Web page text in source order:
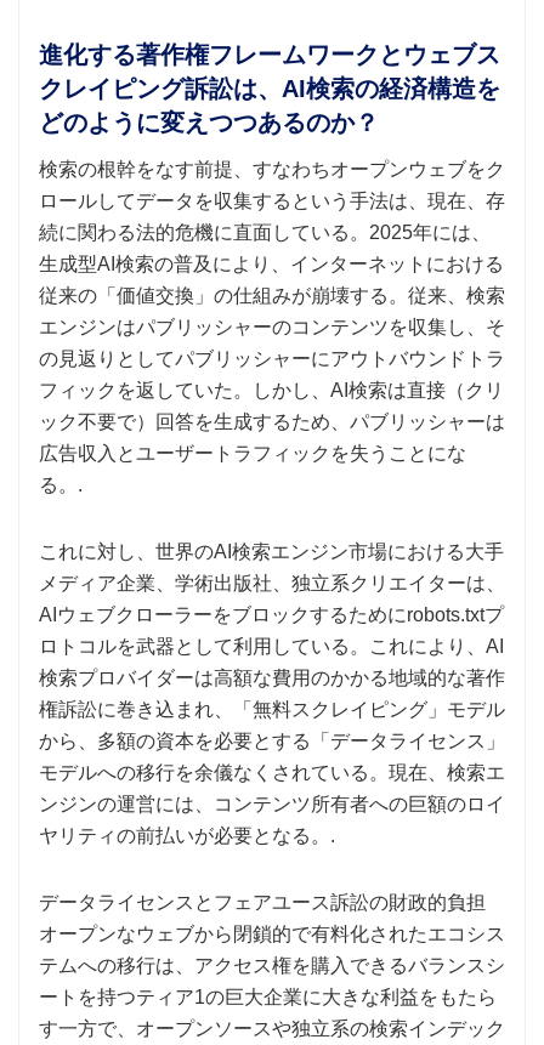
進化する著作権フレームワークとウェブス
クレイピング訴訟は、AI検索の経済構造を
どのように変えつつあるのか？
検索の根幹をなす前提、すなわちオープンウェブをク
ロールしてデータを収集するという手法は、現在、存
続に関わる法的危機に直面している。2025年には、
生成型AI検索の普及により、インターネットにおける
従来の「価値交換」の仕組みが崩壊する。従来、検索
エンジンはパブリッシャーのコンテンツを収集し、そ
の見返りとしてパブリッシャーにアウトバウンドトラ
フィックを返していた。しかし、AI検索は直接（クリ
ック不要で）回答を生成するため、パブリッシャーは
広告収入とユーザートラフィックを失うことにな
る。.
これに対し、世界のAI検索エンジン市場における大手
メディア企業、学術出版社、独立系クリエイターは、
AIウェブクローラーをブロックするためにrobots.txtプ
ロトコルを武器として利用している。これにより、AI
検索プロバイダーは高額な費用のかかる地域的な著作
権訴訟に巻き込まれ、「無料スクレイピング」モデル
から、多額の資本を必要とする「データライセンス」
モデルへの移行を余儀なくされている。現在、検索エ
ンジンの運営には、コンテンツ所有者への巨額のロイ
ヤリティの前払いが必要となる。.
データライセンスとフェアユース訴訟の財政的負担
オープンなウェブから閉鎖的で有料化されたエコシス
テムへの移行は、アクセス権を購入できるバランスシ
ートを持つティア1の巨大企業に大きな利益をもたら
す一方で、オープンソースや独立系の検索インデック